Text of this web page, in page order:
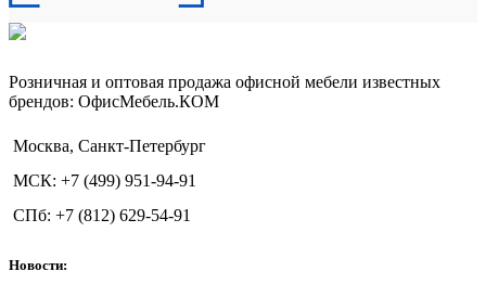
Розничная и оптовая продажа офисной мебели известных
брендов: ОфисМебель.КОМ
Москва, Санкт-Петербург
МСК: +7 (499) 951-94-91
СПб: +7 (812) 629-54-91
Новости: